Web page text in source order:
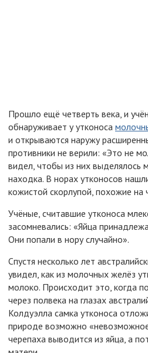
Прошло ещё четверть века, и
обнаруживает у утконоса
и открываются наружу
противники не верили: «Это не
видел, чтобы из них выделялось
находка. В норах утконосов
кожистой скорлупой, похожие на
Учёные, считавшие утконоса
засомневались: «Яйца
Они попали в нору случайно».
Спустя несколько лет
увидел, как из молочных желёз
молоко. Происходит это, когда
через полвека на глазах
Колдуэлла самка утконоса
природе возможно
черепаха выводится из яйца, а